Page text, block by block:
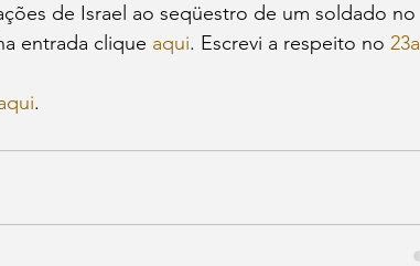
de Israel ao seqüestro de um soldado no
entrada clique aqui. Escrevi a respeito no 23a
.